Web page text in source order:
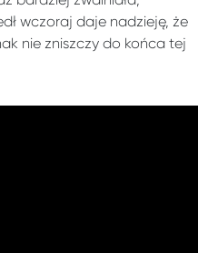
wczoraj daje nadzieję, że
nie zniszczy do końca tej